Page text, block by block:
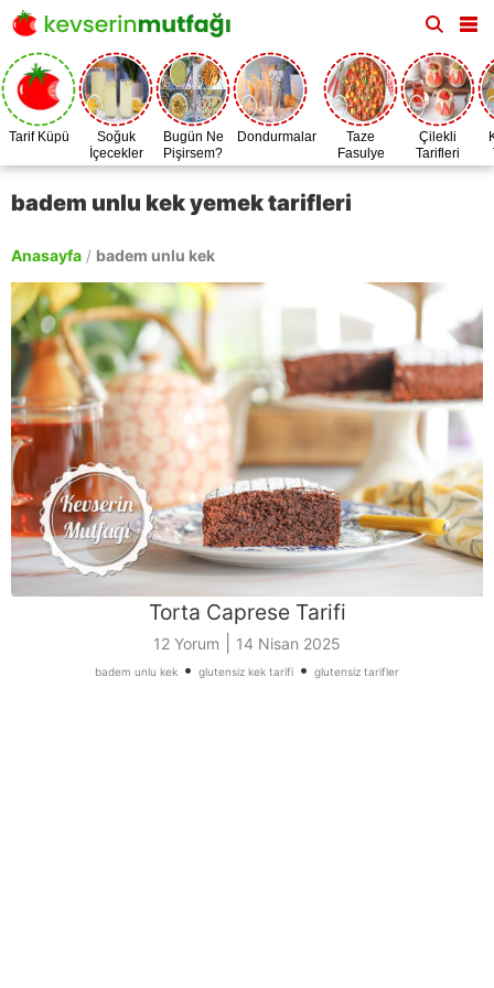
Tarif Küpü
Soğuk
İçecekler
Bugün Ne
Pişirsem?
Dondurmalar
Taze
Fasulye
Zamanı
Çilekli
Tarifleri
badem unlu kek yemek tarifleri
Anasayfa / badem unlu kek
Torta Caprese Tarifi
12 Yorum 14 Nisan 2025
badem unlu kek • glutensiz kek tarifi • glutensiz tarifler